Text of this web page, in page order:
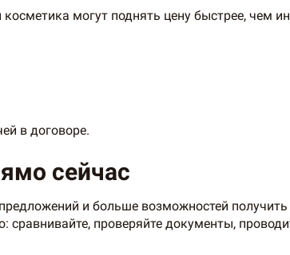
могут поднять цену быстрее, чем
в договоре.
сейчас
и больше возможностей
проверяйте документы,